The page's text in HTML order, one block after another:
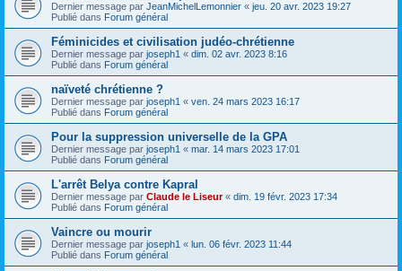
Dernier message par JeanMichelLemonnier « jeu. 20 avr. 2023 19:27
Publié dans Forum général
Féminicides et civilisation judéo-chrétienne
Dernier message par joseph1 « dim. 02 avr. 2023 8:16
Publié dans Forum général
naïveté chrétienne ?
Dernier message par joseph1 « ven. 24 mars 2023 16:17
Publié dans Forum général
Pour la suppression universelle de la GPA
Dernier message par joseph1 « mar. 14 mars 2023 17:01
Publié dans Forum général
L'arrêt Belya contre Kapral
Dernier message par Claude le Liseur« dim. 19 févr. 2023 17:34
Publié dans Forum général
Vaincre ou mourir
Dernier message par joseph1 « lun. 06 févr. 2023 11:44
Publié dans Forum général